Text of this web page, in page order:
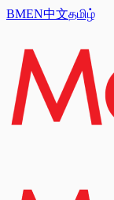
BMEN中文தமிழ்